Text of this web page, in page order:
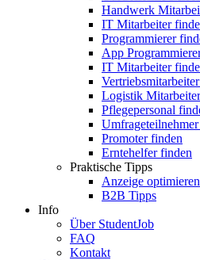
Handwerk
IT Mitarbeiter
Programmierer
App
IT Mitarbeiter
Logistik
Pflegepersonal
Promoter finden
Erntehelfer finden
Praktische Tipps
Anzeige optimieren
B2B Tipps
Info
Über StudentJob
FAQ
Kontakt